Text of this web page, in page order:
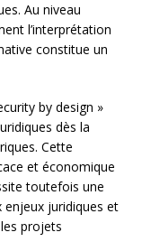
Au niveau
l’interprétation
constitue un
by design »
dès la
Cette
et économique
toutefois une
enjeux juridiques et
projets